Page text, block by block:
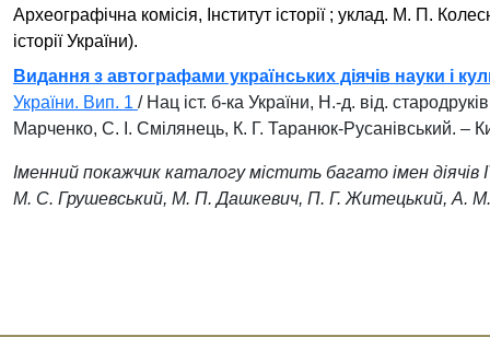
Археографічна комісія, Інститут історії ; уклад. М. П.
історії України).
Видання з автографами українських діячів науки і
України. Вип. 1 / Нац іст. б-ка України, Н.-д. від.
Марченко, С. І. Смілянець, К. Г. Таранюк-Русанівський. –
Іменний покажчик каталогу містить багато імен
М. С. Грушевський, М. П. Дашкевич, П. Г. Житецький, А. М.